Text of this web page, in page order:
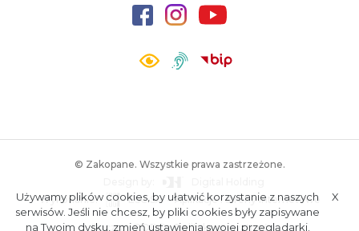
© Zakopane. Wszystkie prawa zastrzeżone.
Wykonanie:
ESC SA - Aplikacje i strony internetowe
Poczta RODO Polityka prywatności
Używamy plików cookies, by ułatwić korzystanie z naszych
serwisów. Jeśli nie chcesz, by pliki cookies były zapisywane
na Twoim dysku, zmień ustawienia swojej przeglądarki.
X